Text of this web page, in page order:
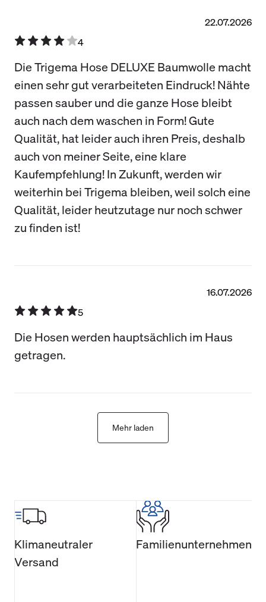
22.07.2026
4
Die Trigema Hose DELUXE Baumwolle macht
einen sehr gut verarbeiteten Eindruck! Nähte
passen sauber und die ganze Hose bleibt
auch nach dem waschen in Form! Gute
Qualität, hat leider auch ihren Preis, deshalb
auch von meiner Seite, eine klare
Kaufempfehlung! In Zukunft, werden wir
weiterhin bei Trigema bleiben, weil solch eine
Qualität, leider heutzutage nur noch schwer
zu finden ist!
16.07.2026
5
Die Hosen werden hauptsächlich im Haus
getragen.
Mehr laden
Klimaneutraler
Versand
Familienunternehmen